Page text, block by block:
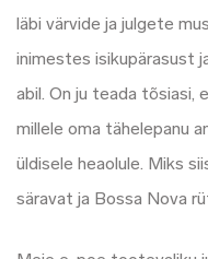
läbi värvide ja julgete
inimestes isikupärasust
abil. On ju teada tõsiasi,
millele oma tähelepanu
üldisele heaolule. Miks
säravat ja Bossa Nova